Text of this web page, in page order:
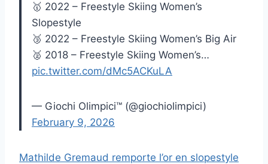
🥇 2022 – Freestyle Skiing Women’s
Slopestyle
🥉 2022 – Freestyle Skiing Women’s Big Air
🥈 2018 – Freestyle Skiing Women’s…
pic.twitter.com/dMc5ACKuLA
— Giochi Olimpici™ (@giochiolimpici)
February 9, 2026
Mathilde Gremaud remporte l’or en slopestyle